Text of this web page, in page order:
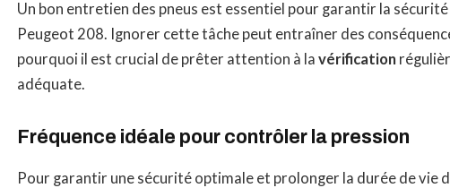
Un bon entretien des pneus est essentiel pour garantir la
Peugeot 208. Ignorer cette tâche peut entraîner des
pourquoi il est crucial de prêter attention à la vérification
adéquate.
Fréquence idéale pour contrôler la pression
Pour garantir une sécurité optimale et prolonger la durée de vie